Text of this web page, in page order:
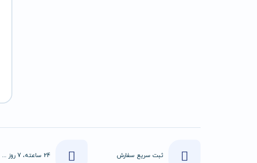
ثبت سریع سفارش 24 ساعته، 7 روز هفته